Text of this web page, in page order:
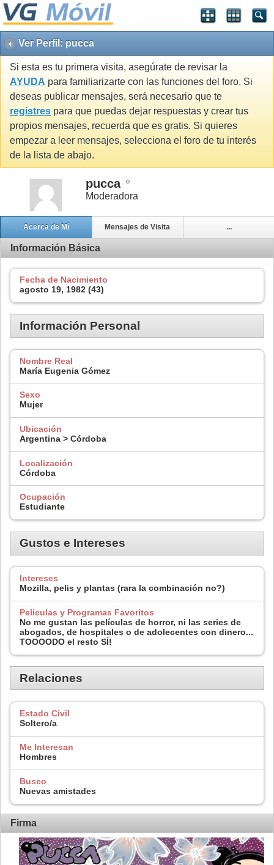
Ver Perfil: pucca
Si esta es tu primera visita, asegúrate de revisar la
AYUDA para familiarizarte con las funciones del foro. Si
deseas publicar mensajes, será necesario que te
registres para que puedas dejar respuestas y crear tus
propios mensajes, recuerda que es gratis. Si quieres
empezar a leer mensajes, selecciona el foro de tu interés
de la lista de abajo.
pucca
Moderadora
Acerca de Mí Mensajes de Visita ...
Información Básica
Fecha de Nacimiento
agosto 19, 1982 (43)
Información Personal
Nombre Real
María Eugenia Gómez
Sexo
Mujer
Ubicación
Argentina > Córdoba
Localización
Córdoba
Ocupación
Estudiante
Gustos e Intereses
Intereses
Mozilla, pelis y plantas (rara la combinación no?)
Películas y Programas Favoritos
No me gustan las películas de horror, ni las series de
abogados, de hospitales o de adolecentes con dinero...
TOOOODO el resto SÍ!
Relaciones
Estado Civil
Soltero/a
Me Interesan
Hombres
Busco
Nuevas amistades
Firma